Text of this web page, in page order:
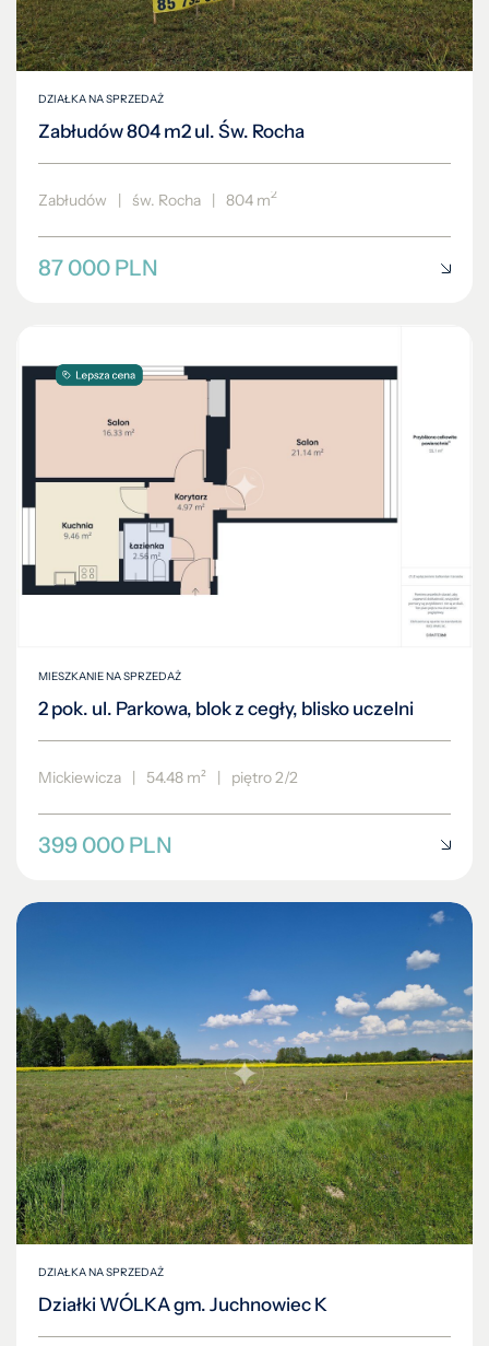
DZIAŁKA NA SPRZEDAŻ
Zabłudów 804 m2 ul. Św. Rocha
Zabłudów | św. Rocha | 804 m2
87 000 PLN
MIESZKANIE NA SPRZEDAŻ
2 pok. ul. Parkowa, blok z cegły, blisko uczelni
Mickiewicza | 54.48 m² | piętro 2/2
399 000 PLN
DZIAŁKA NA SPRZEDAŻ
Działki WÓLKA gm. Juchnowiec K